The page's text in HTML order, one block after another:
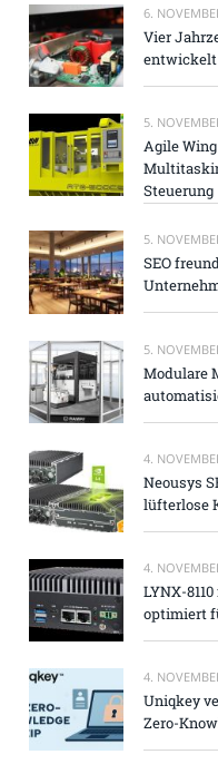
6.
Vier
entwickelt
5.
Agile
Steuerung
5.
SEO
5.
Modulare
4.
Neousys
lüfterlose
4.
LYNX-
optimiert
4.
Uniqkey
Zero-